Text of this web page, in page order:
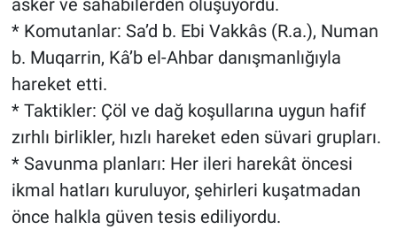
asker ve sahabilerden oluşuyordu.
* Komutanlar: Sa’d b. Ebi Vakkâs (R.a.), Numan
b. Muqarrin, Kâ’b el-Ahbar danışmanlığıyla
hareket etti.
* Taktikler: Çöl ve dağ koşullarına uygun hafif
zırhlı birlikler, hızlı hareket eden süvari grupları.
* Savunma planları: Her ileri harekât öncesi
ikmal hatları kuruluyor, şehirleri kuşatmadan
önce halkla güven tesis ediliyordu.